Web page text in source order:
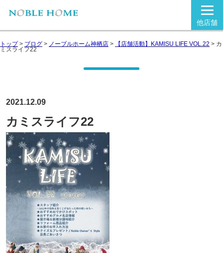
他店舗
トップ> ブログ > ノーブルホーム神栖店 > 【店舗活動】KAMISU LIFE VOL.22 > カ
ミスライフ22
2021.12.09
カミスライフ22